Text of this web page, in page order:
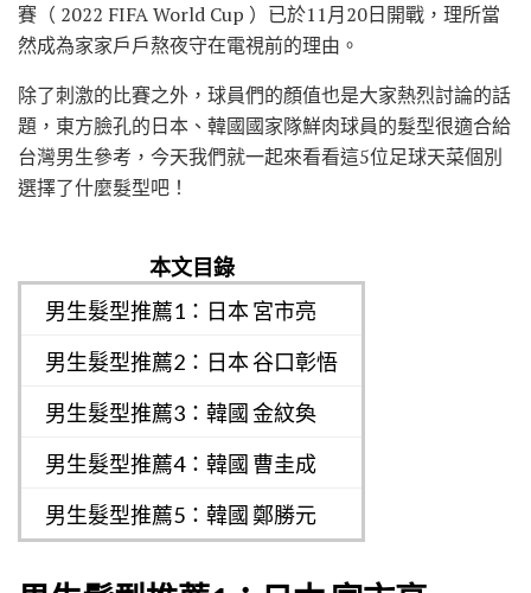
賽（ 2022 FIFA World Cup ）已於11月20日開戰，理所當
然成為家家戶戶熬夜守在電視前的理由。
除了刺激的比賽之外，球員們的顏值也是大家熱烈討論的話
題，東方臉孔的日本、韓國國家隊鮮肉球員的髮型很適合給
台灣男生參考，今天我們就一起來看看這5位足球天菜個別
選擇了什麼髮型吧！
本文目錄
男生髮型推薦1：日本 宮市亮
男生髮型推薦2：日本 谷口彰悟
男生髮型推薦3：韓國 金紋奐
男生髮型推薦4：韓國 曹圭成
男生髮型推薦5：韓國 鄭勝元